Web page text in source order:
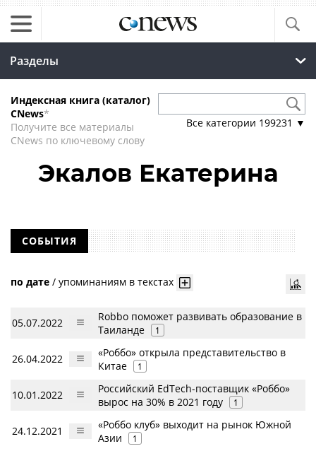
Разделы
Индексная книга (каталог)
CNews*
Получите все материалы
CNews по ключевому слову
Все категории 199231 ▼
Экалов Екатерина
СОБЫТИЯ
по дате / упоминаниям в текстах
05.07.2022
Robbo поможет развивать образование в
Таиланде
1
26.04.2022
«Роббо» открыла представительство в
Китае
1
10.01.2022
Российский EdTech-поставщик «Роббо»
вырос на 30% в 2021 году
1
24.12.2021
«Роббо клуб» выходит на рынок Южной
Азии
1